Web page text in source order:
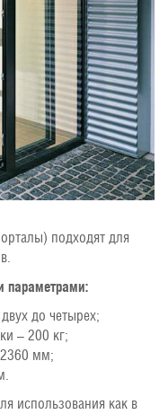
подходят для
параметрами:
до четырех;
– 200 кг;
мм;
использования как в